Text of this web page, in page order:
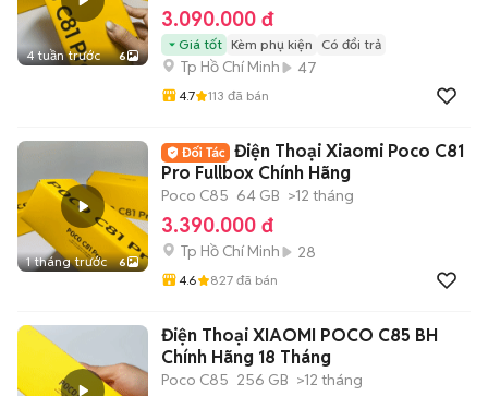
4 tuần trước 6
3.090.000 đ
Giá tốt Kèm phụ kiện Có đổi trả
Tp Hồ Chí Minh 47
4.7 113 đã bán
1 tháng trước 6
Điện Thoại Xiaomi Poco C81
Pro Fullbox Chính Hãng
Poco C85 64 GB >12 tháng
3.390.000 đ
Tp Hồ Chí Minh 28
4.6 827 đã bán
Điện Thoại XIAOMI POCO C85 BH
Chính Hãng 18 Tháng
Poco C85 256 GB >12 tháng